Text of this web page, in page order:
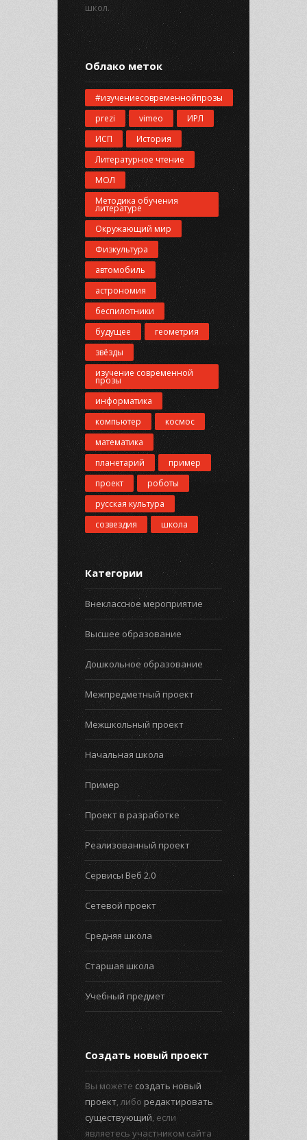
школ.
Облако меток
#изучениесовременнойпрозы
prezi
vimeo
ИРЛ
ИСП
История
Литературное чтение
МОЛ
Методика обучения
литературе
Окружающий мир
Физкультура
автомобиль
астрономия
беспилотники
будущее
геометрия
звёзды
изучение современной
прозы
информатика
компьютер
космос
математика
планетарий
пример
проект
роботы
русская культура
созвездия
школа
Категории
Внеклассное мероприятие
Высшее образование
Дошкольное образование
Межпредметный проект
Межшкольный проект
Начальная школа
Пример
Проект в разработке
Реализованный проект
Сервисы Веб 2.0
Сетевой проект
Средняя школа
Старшая школа
Учебный предмет
Создать новый проект
Вы можете создать новый
проект, либо редактировать
существующий, если
являетесь участником сайта